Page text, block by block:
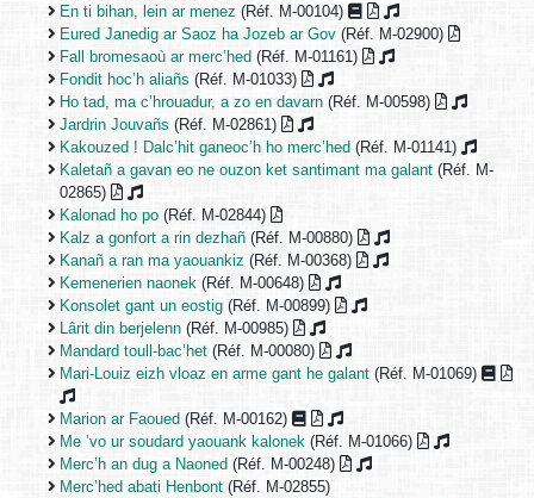
En ti bihan, lein ar menez (Réf. M-00104)
Eured Janedig ar Saoz ha Jozeb ar Gov (Réf. M-02900)
Fall bromesaoù ar merc’hed (Réf. M-01161)
Fondit hoc’h aliañs (Réf. M-01033)
Ho tad, ma c’hrouadur, a zo en davarn (Réf. M-00598)
Jardrin Jouvañs (Réf. M-02861)
Kakouzed ! Dalc’hit ganeoc’h ho merc’hed (Réf. M-01141)
Kaletañ a gavan eo ne ouzon ket santimant ma galant (Réf. M-
02865)
Kalonad ho po (Réf. M-02844)
Kalz a gonfort a rin dezhañ (Réf. M-00880)
Kanañ a ran ma yaouankiz (Réf. M-00368)
Kemenerien naonek (Réf. M-00648)
Konsolet gant un eostig (Réf. M-00899)
Lârit din berjelenn (Réf. M-00985)
Mandard toull-bac’het (Réf. M-00080)
Mari-Louiz eizh vloaz en arme gant he galant (Réf. M-01069)
Marion ar Faoued (Réf. M-00162)
Me ’vo ur soudard yaouank kalonek (Réf. M-01066)
Merc’h an dug a Naoned (Réf. M-00248)
Merc’hed abati Henbont (Réf. M-02855)